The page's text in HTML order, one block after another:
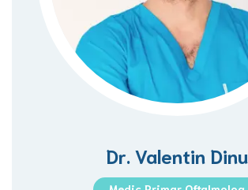
Dr. Valentin Dinu